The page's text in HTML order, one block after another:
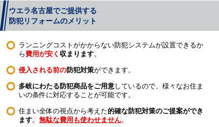
ウエラ名古屋でご提供する
防犯リフォームのメリット
ランニングコストがかからない防犯システムが設置できるか
ら費用が安く 収まります。
侵入される前の防犯対策ができます。
多岐にわたる防犯商品をご用意しているので、様々なお住ま
いの条件に対応することが可能です。
住まい全体の視点から考えた的確な防犯対策のご提案ができ
ます。 無駄な費用も使わせません。